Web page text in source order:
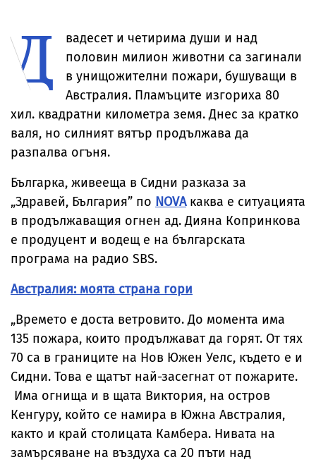
Д
вадесет и четирима души и над
половин милион животни са загинали
в унищожителни пожари, бушуващи в
Австралия. Пламъците изгориха 80
хил. квадратни километра земя. Днес за кратко
валя, но силният вятър продължава да
разпалва огъня.
Българка, живееща в Сидни разказа за
„Здравей, България” по NOVAкаква е ситуацията
в продължаващия огнен ад. Дияна Копринкова
е продуцент и водещ е на българската
програма на радио SBS.
Австралия: моята страна гори
„Времето е доста ветровито. До момента има
135 пожара, които продължават да горят. От тях
70 са в границите на Нов Южен Уелс, където е и
Сидни. Това е щатът най-засегнат от пожарите.
Има огнища и в щата Виктория, на остров
Кенгуру, който се намира в Южна Австралия,
както и край столицата Камбера. Нивата на
замърсяване на въздуха са 20 пъти над